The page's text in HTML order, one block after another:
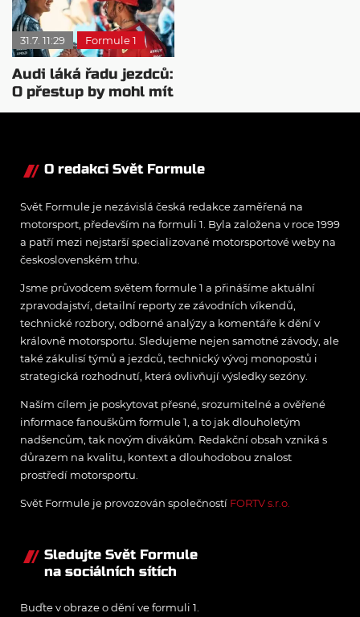
31.7. 11:29 Formule 1
Audi láká řadu jezdců:
O přestup by mohl mít
zájem i Russell
O redakci Svět Formule
Svět Formule je nezávislá česká redakce zaměřená na
motorsport, především na formuli 1. Byla založena v roce 1999
a patří mezi nejstarší specializované motorsportové weby na
československém trhu.
Jsme průvodcem světem formule 1 a přinášíme aktuální
zpravodajství, detailní reporty ze závodních víkendů,
technické rozbory, odborné analýzy a komentáře k dění v
královně motorsportu. Sledujeme nejen samotné závody, ale
také zákulisí týmů a jezdců, technický vývoj monopostů i
strategická rozhodnutí, která ovlivňují výsledky sezóny.
Naším cílem je poskytovat přesné, srozumitelné a ověřené
informace fanouškům formule 1, a to jak dlouholetým
nadšencům, tak novým divákům. Redakční obsah vzniká s
důrazem na kvalitu, kontext a dlouhodobou znalost
prostředí motorsportu.
Svět Formule je provozován společností FORTV s.r.o.
Sledujte Svět Formule
na sociálních sítích
Buďte v obraze o dění ve formuli 1.